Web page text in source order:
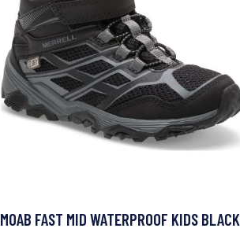
MOAB FAST MID WATERPROOF KIDS BLACK